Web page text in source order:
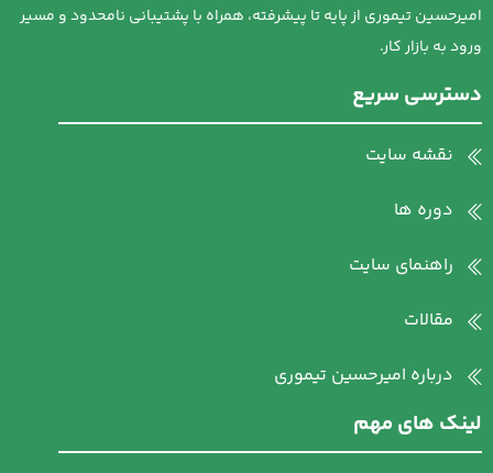
امیرحسین تیموری از پایه تا پیشرفته، همراه با پشتیبانی نامحدود و مسیر
ورود به بازار کار.
دسترسی سریع
نقشه سایت
دوره ها
راهنمای سایت
مقالات
درباره امیرحسین تیموری
لینک های مهم